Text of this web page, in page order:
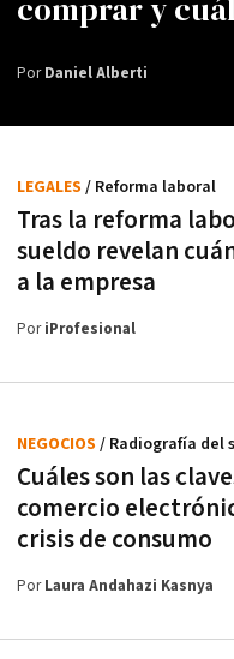
comprar y
PorDaniel Alberti
Tras la reforma
sueldo revelan
a la empresa
LEGALES / Reforma laboral
PoriProfesional
Cuáles son las
comercio
crisis de consumo
NEGOCIOS / Radiografía del
PorLaura Andahazi Kasnya